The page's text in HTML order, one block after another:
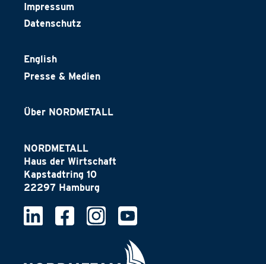
Impressum
Datenschutz
English
Presse & Medien
Über NORDMETALL
NORDMETALL
Haus der Wirtschaft
Kapstadtring 10
22297 Hamburg